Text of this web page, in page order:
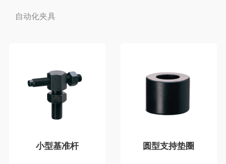
自动化夹具
小型基准杆 圆型支持垫圈